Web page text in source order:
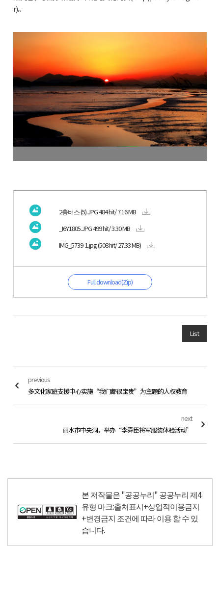
r)。
2층버스 (5).JPG484 hit/ 7.16 MB
_I6Y1805.JPG499 hit/ 3.30 MB
IMG_5739-1.jpg(508 hit/ 27.33 MB)
Full download(Zip)
List
previous
多文化家庭支援中心实施“我们都很宝贵”为主题的人权教育
next
丽水市中央洞，举办“李舜臣将军服装体验活动”
본 저작물은 "공공누리"공공누리 제4
유형 마크:출처표시+상업적이용금지
+변경금지 조건에 따라 이용 할 수 있
습니다.